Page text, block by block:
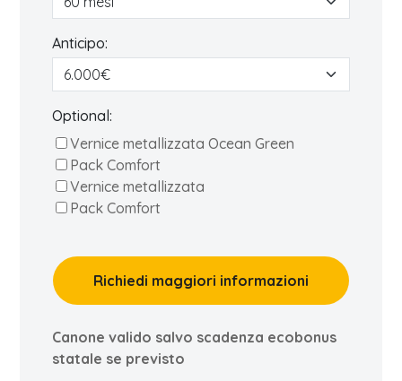
Anticipo:
Optional:
Vernice metallizzata Ocean Green
Pack Comfort
Vernice metallizzata
Pack Comfort
Richiedi maggiori informazioni
Canone valido salvo scadenza ecobonus
statale se previsto